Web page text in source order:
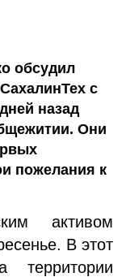
обсудил
с
назад
Они
пожелания к
активом
В этот